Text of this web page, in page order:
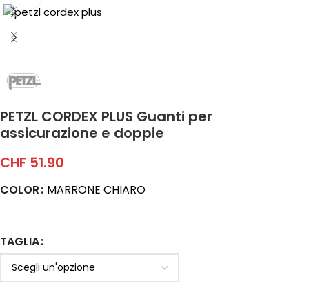
PETZL CORDEX PLUS Guanti per
assicurazione e doppie
CHF 51.90
COLOR MARRONE CHIARO
TAGLIA